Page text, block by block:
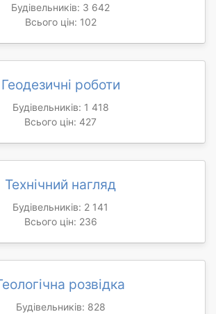
Будівельників: 3 642
Всього цін: 102
Геодезичні роботи
Будівельників: 1 418
Всього цін: 427
Технічний нагляд
Будівельників: 2 141
Всього цін: 236
розвідка
Будівельників: 828